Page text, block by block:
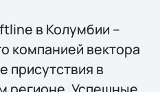
в Колумбии –
компанией вектора
присутствия в